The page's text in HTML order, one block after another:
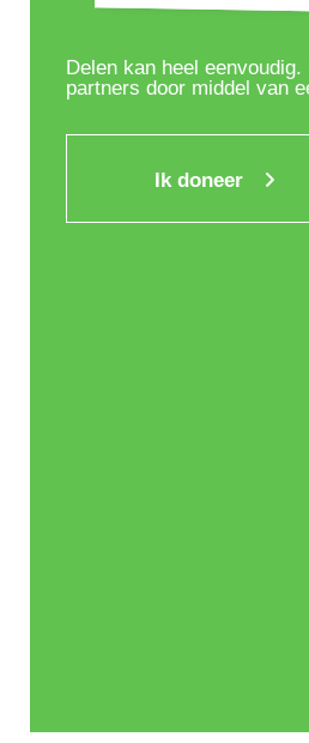
Delen kan heel eenvoudig.
partners door middel van
Ik doneer